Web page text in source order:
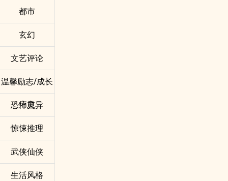
都市
玄幻
文艺评论
温馨励志/成长
疗愈
恐怖灵异
惊悚推理
武侠仙侠
生活风格